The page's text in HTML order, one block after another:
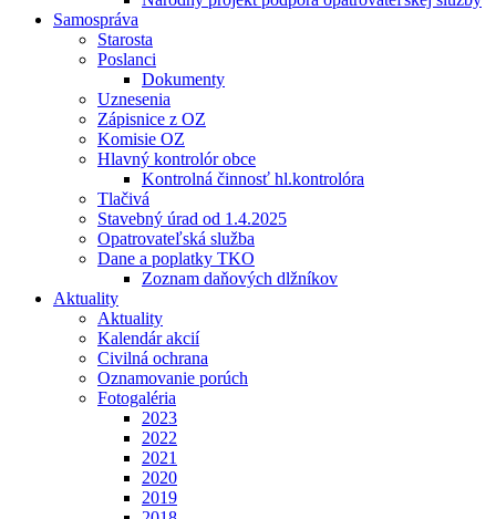
Samospráva
Starosta
Poslanci
Dokumenty
Uznesenia
Zápisnice z OZ
Komisie OZ
Hlavný kontrolór obce
Kontrolná činnosť hl.kontrolóra
Tlačivá
Stavebný úrad od 1.4.2025
Opatrovateľská služba
Dane a poplatky TKO
Zoznam daňových dlžníkov
Aktuality
Aktuality
Kalendár akcií
Civilná ochrana
Oznamovanie porúch
Fotogaléria
2023
2022
2021
2020
2019